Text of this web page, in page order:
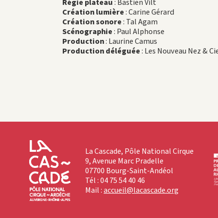
Création lumière: Carine Gérard
Création sonore: Tal Agam
Scénographie: Paul Alphonse
Production: Laurine Camus
Production déléguée: Les Nouveau Nez &
La Cascade, Pôle National Cirque
9, Avenue Marc Pradelle
07700 Bourg-Saint-Andéol
Tél : 04 75 54 40 46
Mail :accueil@lacascade.org